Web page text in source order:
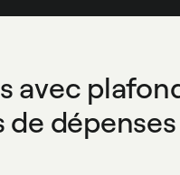
avec
dépenses